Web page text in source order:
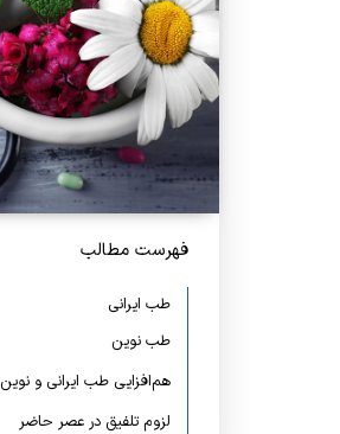
فهرست مطالب
طب ایرانی
طب نوین
هم‌افزایی طب ایرانی و نوین
لزوم تلفیق در عصر حاضر